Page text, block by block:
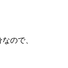
ので、